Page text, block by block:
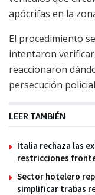
apócrifas en la
El procedimiento
intentaron
reaccionaron
persecución
LEER TAMBIÉN
Italia rechaza las
restricciones
Sector hotelero
simplificar trabas